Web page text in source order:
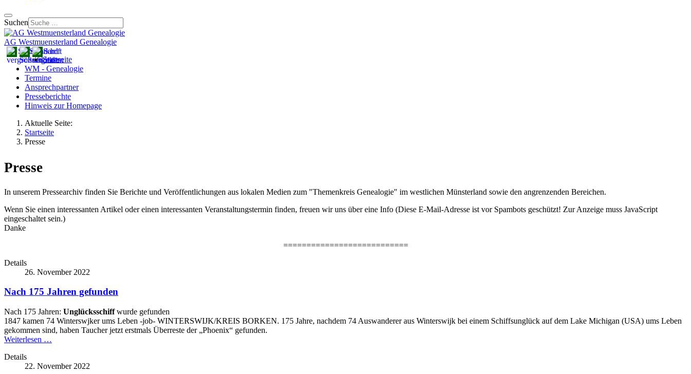
Suchen
AG Westmuensterland Genealogie
Startseite
WM - Genealogie
Termine
Ansprechpartner
Presseberichte
Hinweis zur Homepage
Aktuelle Seite:
Startseite
Presse
Presse
In unserem Pressearchiv finden Sie Berichte und Veröffentlichungen aus lokalen Medien zum "Themenkreis Genealogie" im westlichen Münsterland sowie den angrenzenden Bereichen.
Wenn Sie einen interessanten Artikel oder einen interessanten Veranstaltungstermin finden, freuen wir uns über eine Info (Diese E-Mail-Adresse ist vor Spambots geschützt! Zur Anzeige muss JavaScript
eingeschaltet sein.)
Danke
===========================
Details
26. November 2022
Nach 175 Jahren gefunden
Nach 175 Jahren: Unglücksschiffwurde gefunden
1847 kamen 74 Winterswjker ums Leben -job- WINTERSWIJK/KREIS BORKEN. 175 Jahre, nachdem 74 Auswanderer aus Winterswijk bei einem Schiffsunglück auf dem Lake Michigan (USA) ums Leben
gekommen sind, haben Taucher jetzt erstmals Überreste der „Phoenix“ gefunden.
Weiterlesen …
Details
22. November 2022